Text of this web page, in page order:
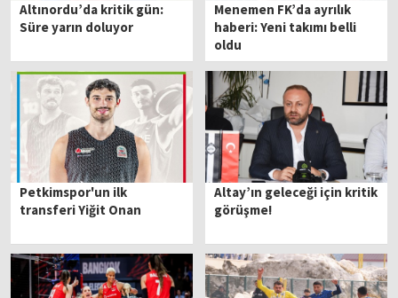
Altınordu’da kritik gün:
Süre yarın doluyor
Menemen FK’da ayrılık
haberi: Yeni takımı belli
oldu
Petkimspor'un ilk
transferi Yiğit Onan
Altay’ın geleceği için kritik
görüşme!